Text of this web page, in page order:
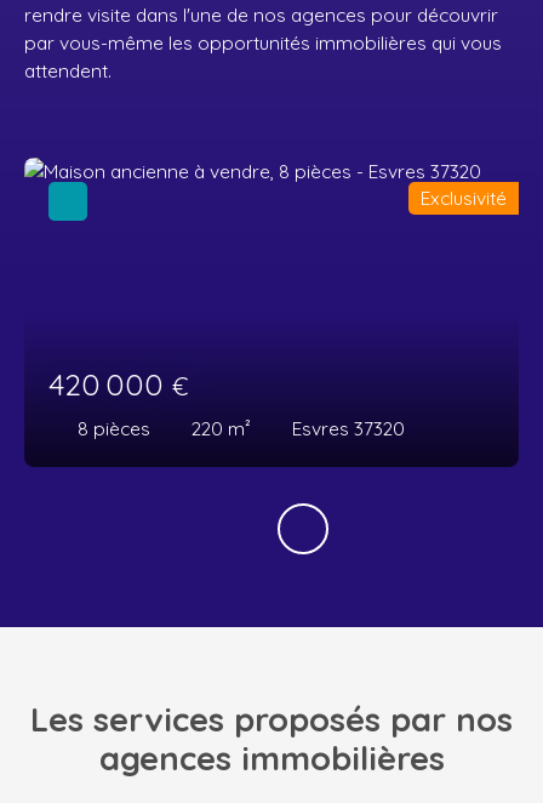
rendre visite dans l'une de nos agences pour découvrir
par vous-même les opportunités immobilières qui vous
attendent.
420 000 €
8 pièces 220 m² Esvres 37320
Exclusivité
Les services proposés par nos
agences immobilières